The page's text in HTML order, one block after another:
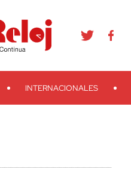
Search
INTERNACIONALES